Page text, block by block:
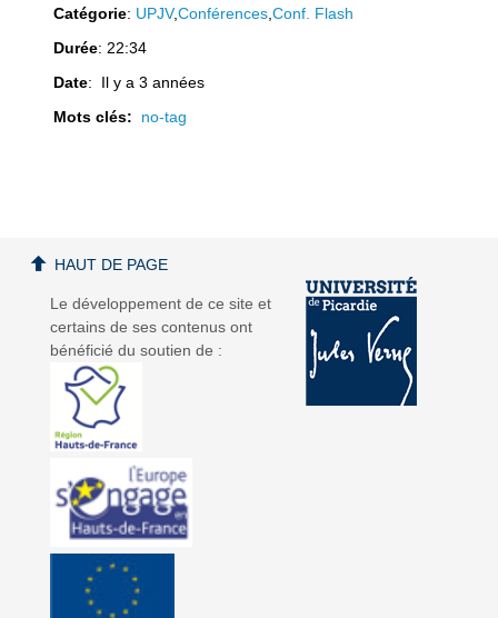
a
v
a
v
Catégorie: UPJV,Conférences ,Conf. Flash
Durée: 22:34
Date: Il y a 3 années
Mots clés: no-tag
Le développement de ce site et
certains de ses contenus ont
bénéficié du soutien de :
HAUT DE PAGE